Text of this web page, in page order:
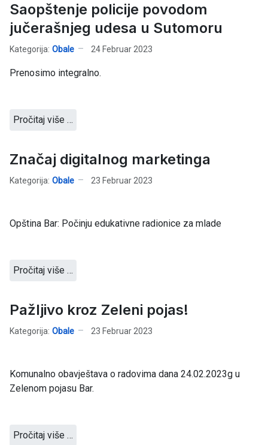
Saopštenje policije povodom
jučerašnjeg udesa u Sutomoru
Kategorija: Obale 24 Februar 2023
Prenosimo integralno.
Pročitaj više …
Značaj digitalnog marketinga
Kategorija: Obale 23 Februar 2023
Opština Bar: Počinju edukativne radionice za mlade
Pročitaj više …
Pažljivo kroz Zeleni pojas!
Kategorija: Obale 23 Februar 2023
Komunalno obavještava o radovima dana 24.02.2023g u
Zelenom pojasu Bar.
Pročitaj više …